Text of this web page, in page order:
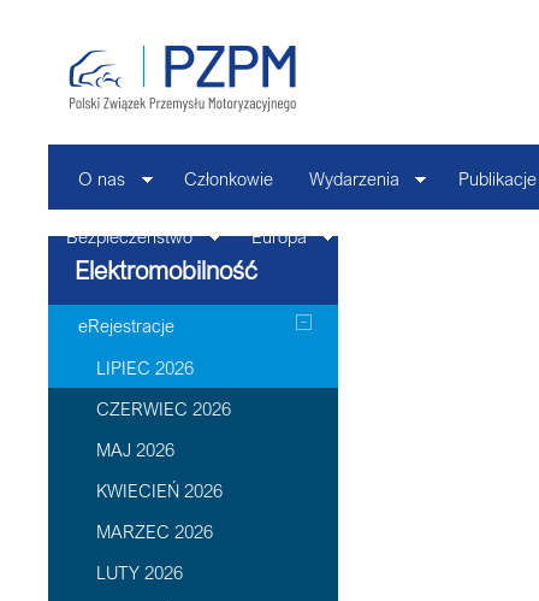
O nas Członkowie Wydarzenia Publikacje
Bezpieczeństwo Europa
Elektromobilność
eRejestracje
LIPIEC 2026
CZERWIEC 2026
MAJ 2026
KWIECIEŃ 2026
MARZEC 2026
LUTY 2026